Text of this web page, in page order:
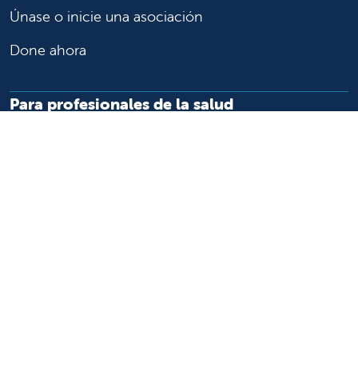
Únase o inicie una asociación
Done ahora
Para profesionales de la salud